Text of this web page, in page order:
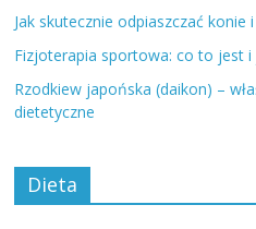
Jak skutecznie odpiaszczać
Fizjoterapia sportowa: co to jest i
Rzodkiew japońska (daikon) –
dietetyczne
Dieta